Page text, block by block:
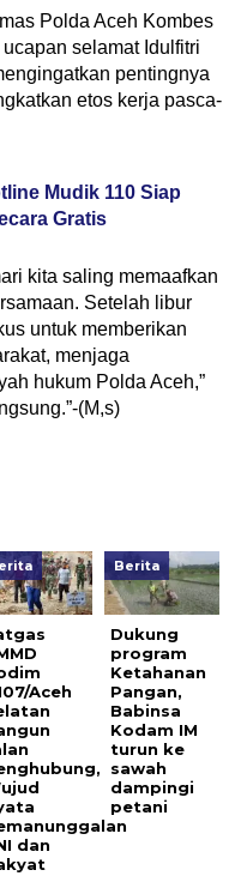
Polda Aceh Kombes
selamat Idulfitri
pentingnya
etos kerja pasca-
Mudik 110 Siap
Gratis
kita saling memaafkan
Setelah libur
untuk memberikan
menjaga
hukum Polda Aceh,”
(M,s)
Aceh
dan
Berita
Dukung
program
Ketahanan
Pangan,
Babinsa
Kodam IM
turun ke
sawah
dampingi
petani